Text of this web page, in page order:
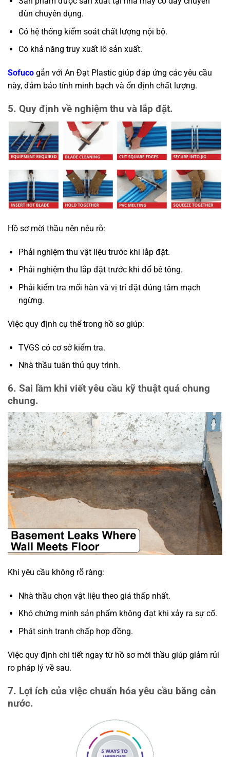
đùn chuyên dụng.
Có hệ thống kiểm soát chất lượng nội bộ.
Có khả năng truy xuất lô sản xuất.
Sofuco gắn với An Đạt Plastic giúp đáp ứng các yêu cầu
này, đảm bảo tính minh bạch và ổn định chất lượng.
5. Quy định về nghiệm thu và lắp đặt.
Hồ sơ mời thầu nên nêu rõ:
Phải nghiệm thu vật liệu trước khi lắp đặt.
Phải nghiệm thu lắp đặt trước khi đổ bê tông.
Phải kiểm tra mối hàn và vị trí đặt đúng tâm mạch
ngừng.
Việc quy định cụ thể trong hồ sơ giúp:
TVGS có cơ sở kiểm tra.
Nhà thầu tuân thủ quy trình.
6. Sai lầm khi viết yêu cầu kỹ thuật quá chung
chung.
Khi yêu cầu không rõ ràng:
Nhà thầu chọn vật liệu theo giá thấp nhất.
Khó chứng minh sản phẩm không đạt khi xảy ra sự cố.
Phát sinh tranh chấp hợp đồng.
Việc quy định chi tiết ngay từ hồ sơ mời thầu giúp giảm rủi
ro pháp lý về sau.
7. Lợi ích của việc chuẩn hóa yêu cầu băng cản
nước.